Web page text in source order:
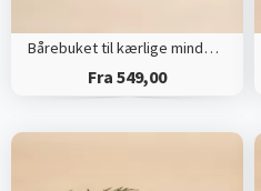
Bårebuket til kærlige minder med bånd
Fra 549,00